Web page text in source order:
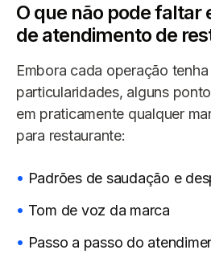
O que não pode faltar
de atendimento de
Embora cada operação tenha
particularidades, alguns
em praticamente qualquer
para restaurante:
Padrões de saudação e
Tom de voz da marca
Passo a passo do